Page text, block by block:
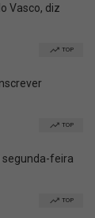
Vasco, diz
TOP
TOP
segunda-feira
TOP